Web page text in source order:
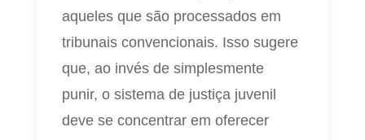
aqueles que são processados em
tribunais convencionais. Isso sugere
que, ao invés de simplesmente
punir, o sistema de justiça juvenil
deve se concentrar em oferecer